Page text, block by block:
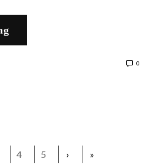
0
4 5 › »